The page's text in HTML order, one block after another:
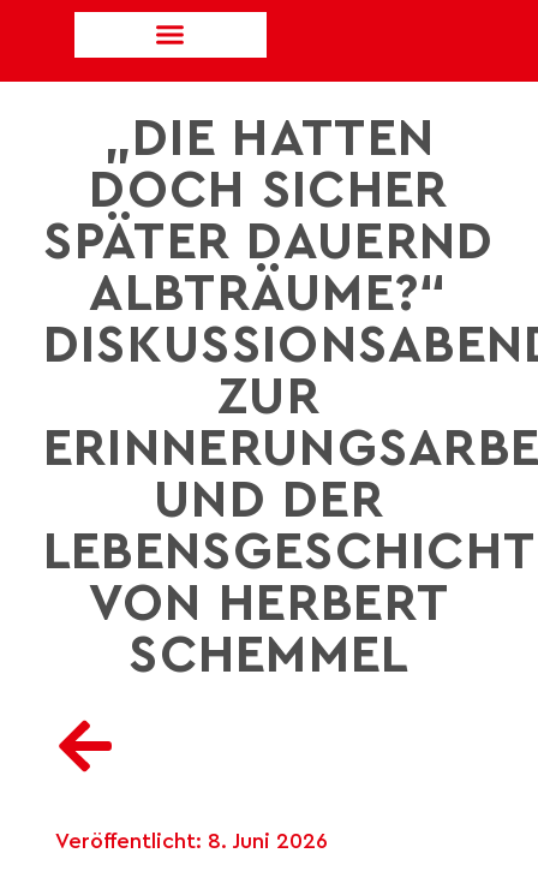
„DIE HATTEN
DOCH SICHER
SPÄTER DAUERND
ALBTRÄUME?“
ZUR
UND DER
VON HERBERT
SCHEMMEL
Veröffentlicht: 8. Juni 2026